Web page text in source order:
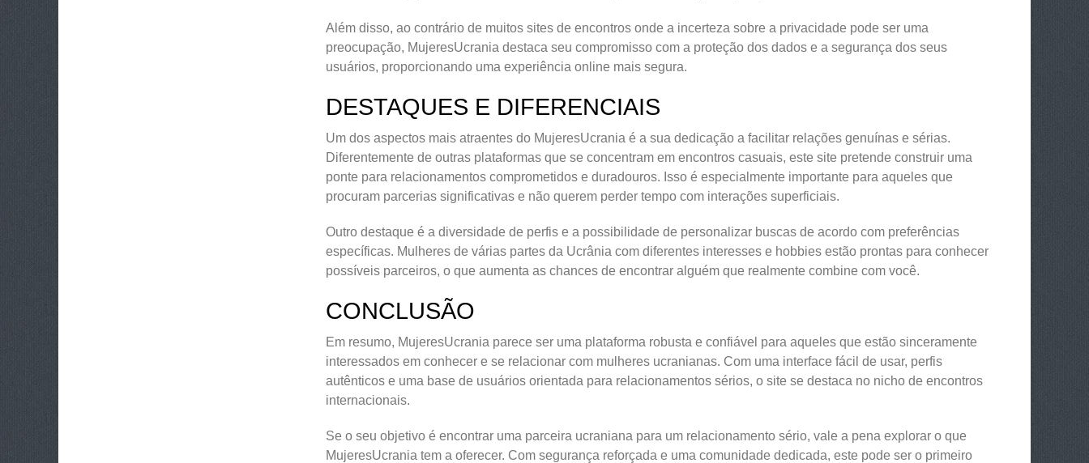
Além disso, ao contrário de muitos sites de encontros onde a incerteza sobre a privacidade pode ser uma
preocupação, MujeresUcrania destaca seu compromisso com a proteção dos dados e a segurança dos seus
usuários, proporcionando uma experiência online mais segura.
DESTAQUES E DIFERENCIAIS
Um dos aspectos mais atraentes do MujeresUcrania é a sua dedicação a facilitar relações genuínas e sérias.
Diferentemente de outras plataformas que se concentram em encontros casuais, este site pretende construir uma
ponte para relacionamentos comprometidos e duradouros. Isso é especialmente importante para aqueles que
procuram parcerias significativas e não querem perder tempo com interações superficiais.
Outro destaque é a diversidade de perfis e a possibilidade de personalizar buscas de acordo com preferências
específicas. Mulheres de várias partes da Ucrânia com diferentes interesses e hobbies estão prontas para conhecer
possíveis parceiros, o que aumenta as chances de encontrar alguém que realmente combine com você.
CONCLUSÃO
Em resumo, MujeresUcrania parece ser uma plataforma robusta e confiável para aqueles que estão sinceramente
interessados em conhecer e se relacionar com mulheres ucranianas. Com uma interface fácil de usar, perfis
autênticos e uma base de usuários orientada para relacionamentos sérios, o site se destaca no nicho de encontros
internacionais.
Se o seu objetivo é encontrar uma parceira ucraniana para um relacionamento sério, vale a pena explorar o que
MujeresUcrania tem a oferecer. Com segurança reforçada e uma comunidade dedicada, este pode ser o primeiro